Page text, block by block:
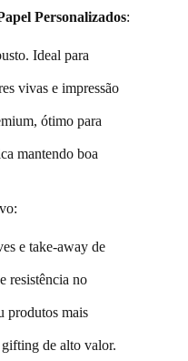
Personalizados:
Ideal para
vivas e impressão
ótimo para
mantendo boa
e take-away de
resistência no
produtos mais
de alto valor.